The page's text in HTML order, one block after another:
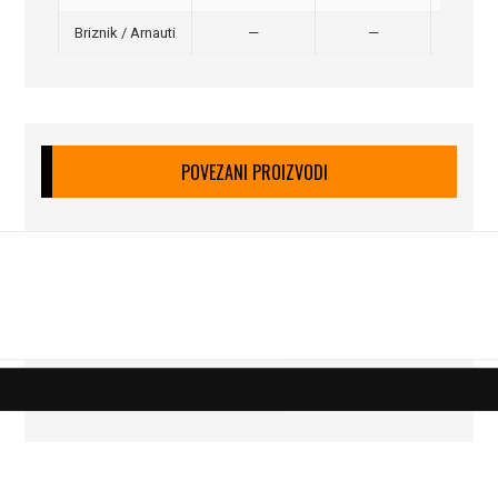
Briznik / Arnauti — —
POVEZANI PROIZVODI